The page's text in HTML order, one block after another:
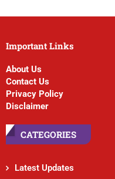
Important Links
About Us
Contact Us
Privacy Policy
Disclaimer
CATEGORIES
Latest Updates